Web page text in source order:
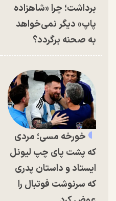
برداشت؛ چرا «شاهزاده
پاپ» دیگر نمی‌خواهد
به صحنه برگردد؟
خورخه مسی؛ مردی
که پشت پای چپ لیونل
ایستاد و داستان پدری
که سرنوشت فوتبال را